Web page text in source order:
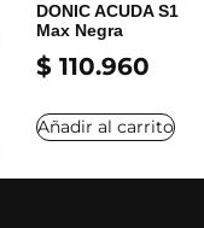
DONIC ACUDA S1
Max Negra
$110.960
Añadir al carrito